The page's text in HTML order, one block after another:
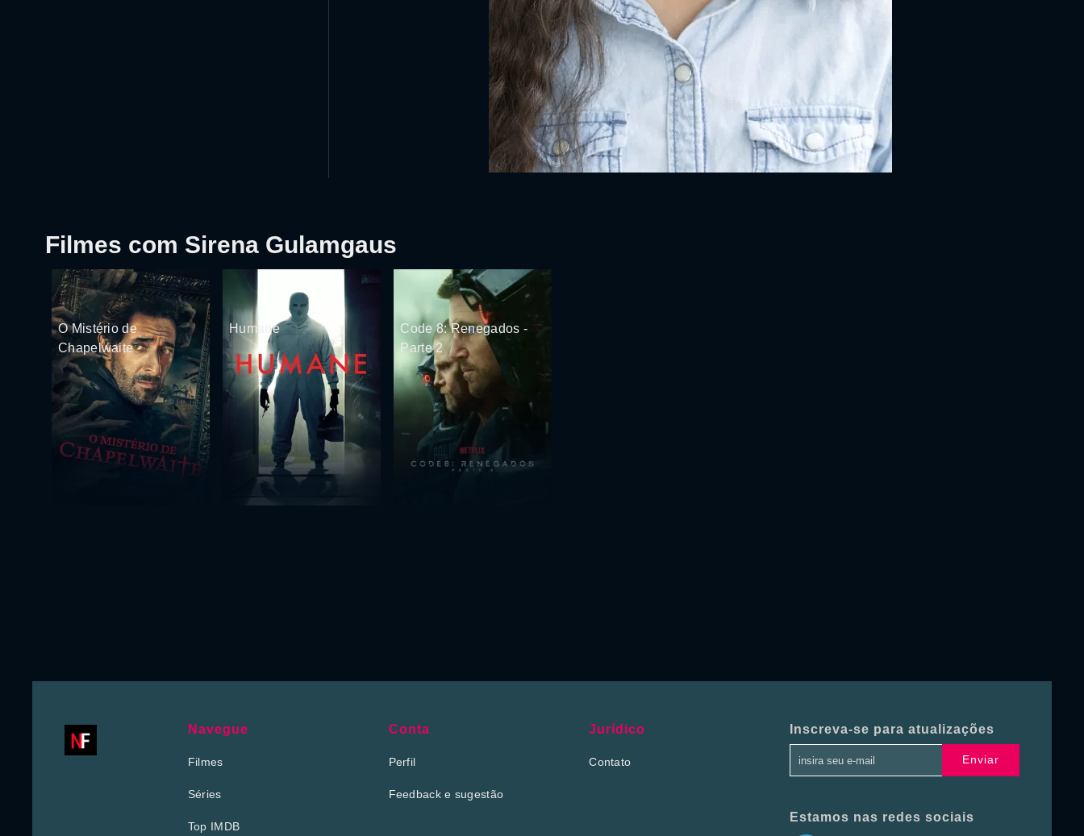
Filmes com Sirena Gulamgaus
O Mistério de
Chapelwaite
Humane
Code 8: Renegados -
Parte 2
Navegue
Filmes
Séries
Top IMDB
Conta
Perfil
Feedback e sugestão
Jurídico
Contato
Inscreva-se para atualizações
Enviar
Estamos nas redes sociais